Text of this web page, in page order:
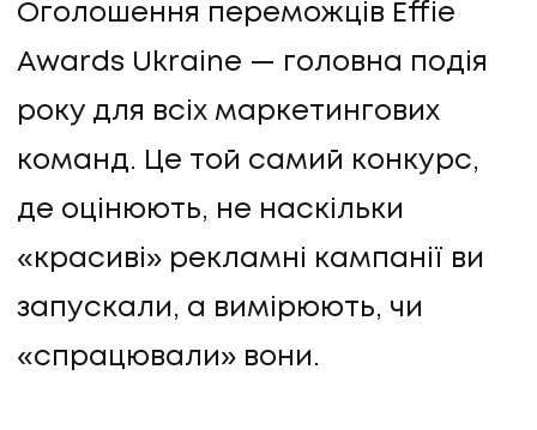
Оголошення переможців Effie
Awards Ukraine — головна подія
року для всіх маркетингових
команд. Це той самий конкурс,
де оцінюють, не наскільки
«красиві» рекламні кампанії ви
запускали, а вимірюють, чи
«спрацювали» вони.